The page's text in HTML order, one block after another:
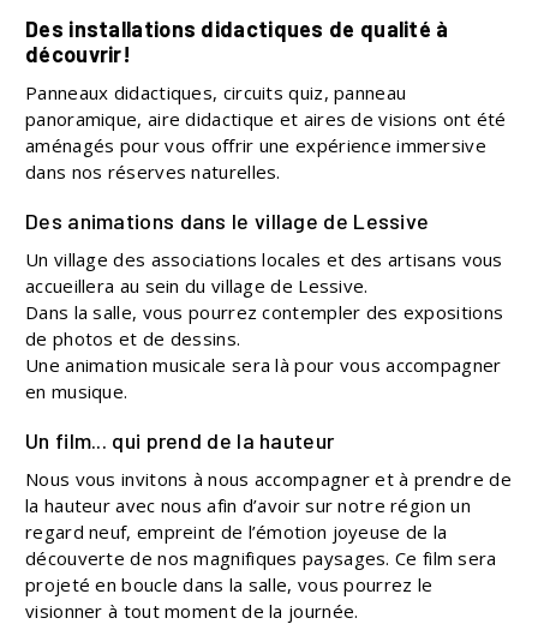
Des installations didactiques de qualité à
découvrir!
Panneaux didactiques, circuits quiz, panneau
panoramique, aire didactique et aires de visions ont été
aménagés pour vous offrir une expérience immersive
dans nos réserves naturelles.
Des animations dans le village de Lessive
Un village des associations locales et des artisans vous
accueillera au sein du village de Lessive.
Dans la salle, vous pourrez contempler des expositions
de photos et de dessins.
Une animation musicale sera là pour vous accompagner
en musique.
Un film... qui prend de la hauteur
Nous vous invitons à nous accompagner et à prendre de
la hauteur avec nous afin d’avoir sur notre région un
regard neuf, empreint de l’émotion joyeuse de la
découverte de nos magnifiques paysages. Ce film sera
projeté en boucle dans la salle, vous pourrez le
visionner à tout moment de la journée.